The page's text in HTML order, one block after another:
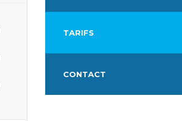
TARIFS
CONTACT